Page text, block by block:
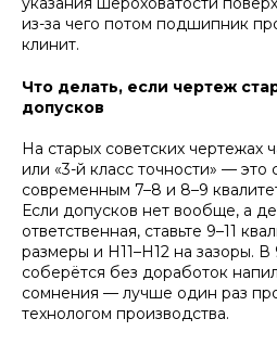
из-за чего потом подшипник
клинит.
Что делать, если чертеж
допусков
На старых советских чертежах
или «3-й класс точности» — это
современным 7–8 и 8–9
Если допусков нет вообще, а
ответственная, ставьте 9–11
размеры и H11–H12 на зазоры. В
соберётся без доработок
сомнения — лучше один раз
технологом производства.